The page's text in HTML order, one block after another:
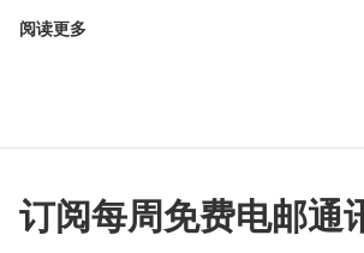
阅读更多
订阅每周免费电邮通